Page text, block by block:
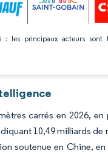
: les principaux acteurs sont
carrés en 2026,
10,49 milliards de
soutenue en Chine, en